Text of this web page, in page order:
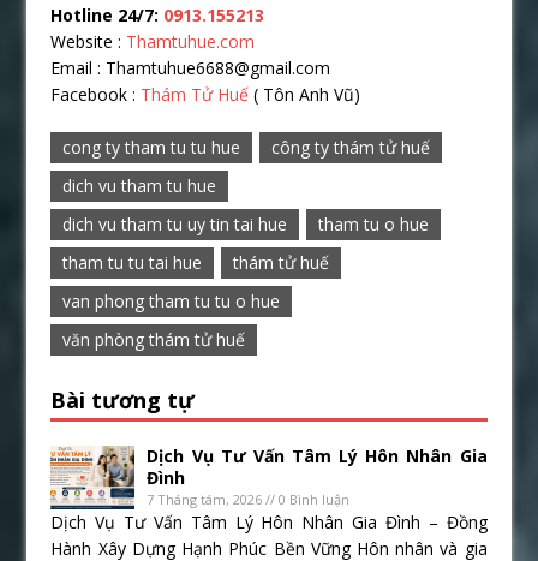
Hotline 24/7: 0913.155213
Website : Thamtuhue.com
Email : Thamtuhue6688@gmail.com
Facebook : Thám Tử Huế ( Tôn Anh Vũ)
cong ty tham tu tu hue
công ty thám tử huế
dich vu tham tu hue
dich vu tham tu uy tin tai hue
tham tu o hue
tham tu tu tai hue
thám tử huế
van phong tham tu tu o hue
văn phòng thám tử huế
Bài tương tự
Dịch Vụ Tư Vấn Tâm Lý Hôn Nhân Gia
Đình
7 Tháng tám, 2026 // 0 Bình luận
Dịch Vụ Tư Vấn Tâm Lý Hôn Nhân Gia Đình – Đồng
Hành Xây Dựng Hạnh Phúc Bền Vững Hôn nhân và gia